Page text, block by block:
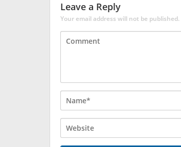
Leave a Reply
Your email address will not be published.